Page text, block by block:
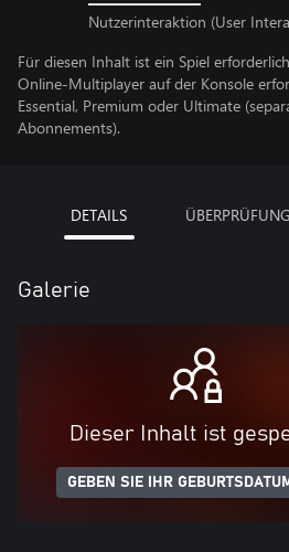
Nutzerinteraktion (User
Für diesen Inhalt ist ein Spiel
Online-Multiplayer auf der Konsole
Essential, Premium oder Ultimate
Abonnements).
DETAILS
Galerie
Dieser Inhalt ist
GEBEN SIE IHR